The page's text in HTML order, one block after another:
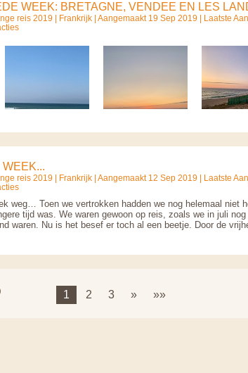
WEEK: BRETAGNE, VENDEE EN LES
reis 2019 | Frankrijk | Aangemaakt 19 Sep 2019 | Laatste
reis 2019 | Frankrijk | Aangemaakt 12 Sep 2019 | Laatste
weg… Toen we vertrokken hadden we nog helemaal niet
tijd was. We waren gewoon op reis, zoals we in juli nog
waren. Nu is het besef er toch al een beetje. Door de
1 2 3 » »»